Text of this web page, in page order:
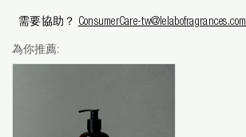
台南五福商店
需要協助？ ConsumerCare-tw@lelabofragrances.com
為你推薦: